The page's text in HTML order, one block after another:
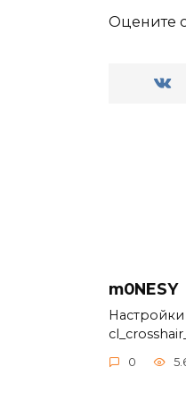
Оцените
m0NESY
0